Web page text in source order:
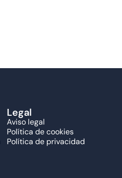
Legal
Aviso legal
Política de cookies
Política de privacidad